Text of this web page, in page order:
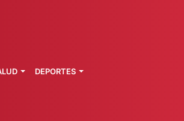
DEPORTES